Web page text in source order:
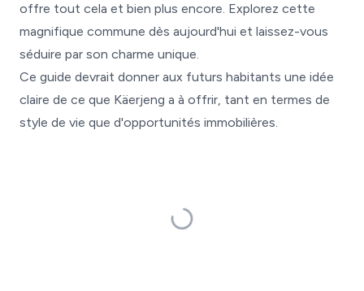
offre tout cela et bien plus encore. Explorez cette
magnifique commune dès aujourd'hui et laissez-vous
séduire par son charme unique.
Ce guide devrait donner aux futurs habitants une idée
claire de ce que Käerjeng a à offrir, tant en termes de
style de vie que d'opportunités immobilières.